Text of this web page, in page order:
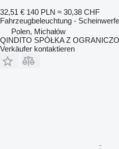
32,51 € 140 PLN ≈ 30,38 CHF
Fahrzeugbeleuchtung -
Polen, Michałów
QINDITO SPÓŁKA Z
Verkäufer kontaktieren